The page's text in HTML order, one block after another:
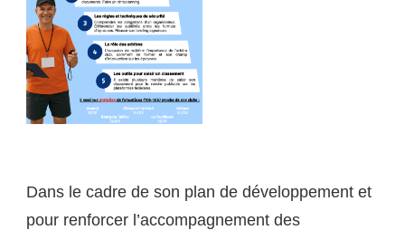
Dans le cadre de son plan de développement et
pour renforcer l’accompagnement des